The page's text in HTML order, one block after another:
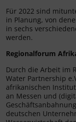
Für 2022 sind
in Planung, von
in sechs
werden.
Regionalforum
Durch die Arbeit im
Water Partnership
afrikanischen
an Messen und
deutschen